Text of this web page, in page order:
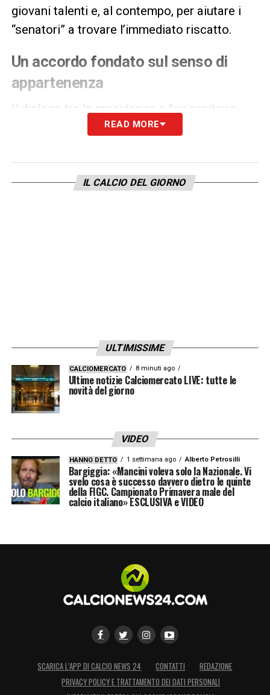
giovani talenti e, al contempo, per aiutare i
“senatori” a trovare l’immediato riscatto.
Un accordo fondato sul senso di
appartenenza
Il dialogo tra la presidenza e l’ex capitano
non si limiterà a freddi parametri contrattuali,
sulla dedizione totale alla causa.Una
Nazionale “ferita” dagli ultimi insuccessi ha
READ MORE
IL CALCIO DEL GIORNO
ULTIMISSIME
CALCIOMERCATO 8 minuti ago
Ultime notizie Calciomercato LIVE: tutte le
novità del giorno
VIDEO
HANNO DETTO 1 settimana ago Alberto Petrosilli
Bargiggia: «Mancini voleva solo la Nazionale. Vi
svelo cosa è successo davvero dietro le quinte
della FIGC. Campionato Primavera male del
calcio italiano» ESCLUSIVA e VIDEO
SCARICA L’APP DI CALCIO NEWS 24 CONTATTI
REDAZIONE
PRIVACY POLICY E TRATTAMENTO DEI DATI PERSONALI